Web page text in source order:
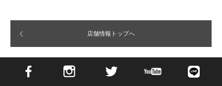
店舗情報トップへ